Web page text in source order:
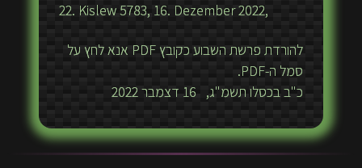
22. Kislew 5783, 16. Dezember 2022,
להורדת פרשת השבוע כקובץ PDF אנא לחץ על
סמל ה-PDF.
כ"ב בכסלו תשמ"ג, 16 דצמבר 2022